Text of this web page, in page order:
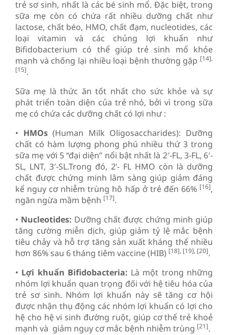
trẻ sơ sinh, nhất là các bé sinh mổ. Đặc biệt, trong
sữa mẹ còn có chứa rất nhiều dưỡng chất như
lactose, chất béo, HMO, chất đạm, nucleotides, các
loại vitamin và các chủng lợi khuẩn như
Bifidobacterium có thể giúp trẻ sinh mổ khỏe
mạnh và chống lại nhiều loại bệnh thường gặp [14],
[15].
Sữa mẹ là thức ăn tốt nhất cho sức khỏe và sự
phát triển toàn diện của trẻ nhỏ, bởi vì trong sữa
mẹ có chứa các dưỡng chất có lợi như :
• HMOs(Human Milk Oligosaccharides): Dưỡng
chất có hàm lượng phong phú nhiều thứ 3 trong
sữa mẹ với 5 “đại diện” nổi bật nhất là 2′-FL, 3-FL, 6′-
SL, LNT, 3′-SL.Trong đó, 2’- FL HMO còn là dưỡng
chất được chứng minh lâm sàng giúp giảm đáng
kể nguy cơ nhiễm trùng hô hấp ở trẻ đến 66% [16],
ngăn ngừa mầm bệnh [17].
• Nucleotides: Dưỡng chất được chứng minh giúp
tăng cường miễn dịch, giúp giảm tỷ lệ mắc bệnh
tiêu chảy và hỗ trợ tăng sản xuất kháng thể nhiều
hơn 86% sau 6 tháng tiêm vaccine (HIB) [18], [19], [20].
• Lợi khuẩn Bifidobacteria: Là một trong những
nhóm lợi khuẩn quan trọng đối với hệ tiêu hóa của
trẻ sơ sinh. Nhóm lợi khuẩn này sẽ tăng cơ hội
được nhận thụ động các nhóm lợi khuẩn có lợi cho
hệ cho hệ vi sinh đường ruột, giúp cơ thể trẻ khoẻ
mạnh và giảm nguy cơ mắc bệnh nhiễm trùng [21].